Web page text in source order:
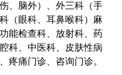
、脑外）、外三科（手
（眼科、耳鼻喉科）麻
能检查科、放射科、药
科、中医科、皮肤性病
疼痛门诊、咨询门诊。